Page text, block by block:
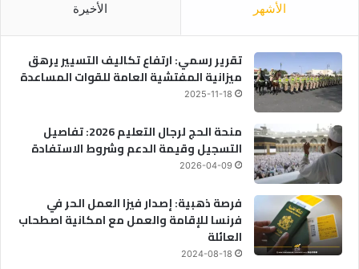
الأشهر الأخيرة
تقرير رسمي: ارتفاع تكاليف التسيير يرهق
ميزانية المفتشية العامة للقوات المساعدة
2025-11-18
منحة الحج لرجال التعليم 2026: تفاصيل
التسجيل وقيمة الدعم وشروط الاستفادة
2026-04-09
فرصة ذهبية: إصدار فيزا العمل الحر في
فرنسا للإقامة والعمل مع امكانية اصطحاب
العائلة
2024-08-18